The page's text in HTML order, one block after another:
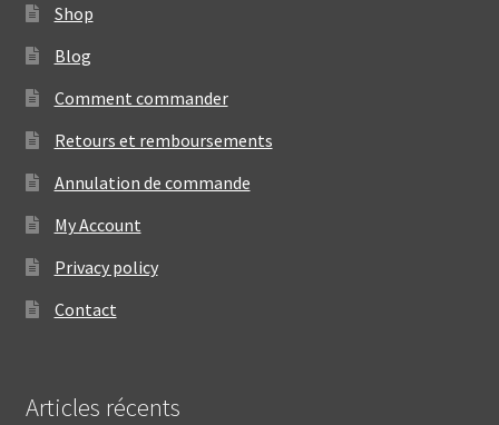
Shop
Blog
Comment commander
Retours et remboursements
Annulation de commande
My Account
Privacy policy
Contact
Articles récents